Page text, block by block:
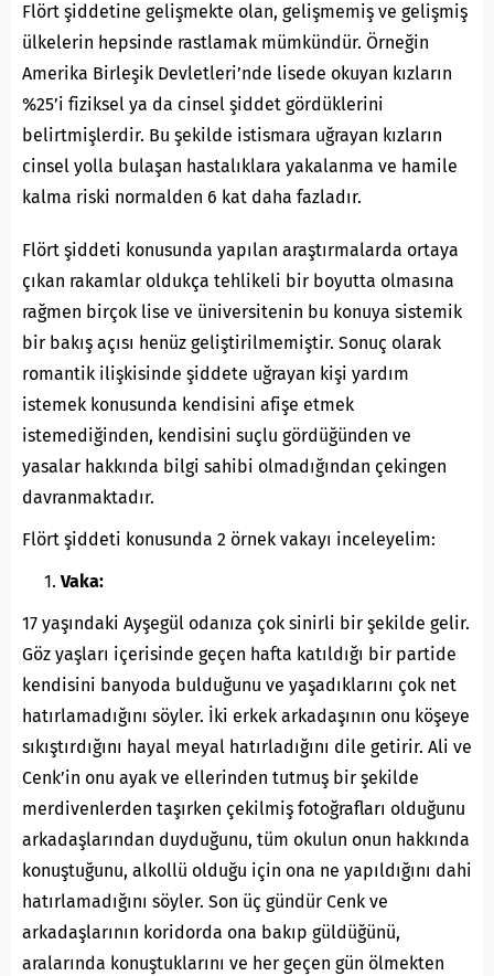
Flört şiddetine gelişmekte olan, gelişmemiş ve gelişmiş
ülkelerin hepsinde rastlamak mümkündür. Örneğin
Amerika Birleşik Devletleri’nde lisede okuyan kızların
%25’i fiziksel ya da cinsel şiddet gördüklerini
belirtmişlerdir. Bu şekilde istismara uğrayan kızların
cinsel yolla bulaşan hastalıklara yakalanma ve hamile
kalma riski normalden 6 kat daha fazladır.
Flört şiddeti konusunda yapılan araştırmalarda ortaya
çıkan rakamlar oldukça tehlikeli bir boyutta olmasına
rağmen birçok lise ve üniversitenin bu konuya sistemik
bir bakış açısı henüz geliştirilmemiştir. Sonuç olarak
romantik ilişkisinde şiddete uğrayan kişi yardım
istemek konusunda kendisini afişe etmek
istemediğinden, kendisini suçlu gördüğünden ve
yasalar hakkında bilgi sahibi olmadığından çekingen
davranmaktadır.
Flört şiddeti konusunda 2 örnek vakayı inceleyelim:
Vaka:
17 yaşındaki Ayşegül odanıza çok sinirli bir şekilde gelir.
Göz yaşları içerisinde geçen hafta katıldığı bir partide
kendisini banyoda bulduğunu ve yaşadıklarını çok net
hatırlamadığını söyler. İki erkek arkadaşının onu köşeye
sıkıştırdığını hayal meyal hatırladığını dile getirir. Ali ve
Cenk’in onu ayak ve ellerinden tutmuş bir şekilde
merdivenlerden taşırken çekilmiş fotoğrafları olduğunu
arkadaşlarından duyduğunu, tüm okulun onun hakkında
konuştuğunu, alkollü olduğu için ona ne yapıldığını dahi
hatırlamadığını söyler. Son üç gündür Cenk ve
arkadaşlarının koridorda ona bakıp güldüğünü,
aralarında konuştuklarını ve her geçen gün ölmekten